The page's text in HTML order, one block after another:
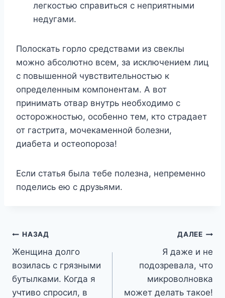
легкостью справиться с неприятными
недугами.
Полоскать горло средствами из свеклы
можно абсолютно всем, за исключением лиц
с повышенной чувствительностью к
определенным компонентам. А вот
принимать отвар внутрь необходимо с
осторожностью, особенно тем, кто страдает
от гастрита, мочекаменной болезни,
диабета и остеопороза!
Если статья была тебе полезна, непременно
поделись ею с друзьями.
Навигация
по
записям
НАЗАД
Женщина долго
возилась с грязными
бутылками. Когда я
учтиво спросил, в
ДАЛЕЕ
Я даже и не
подозревала, что
микроволновка
может делать такое!